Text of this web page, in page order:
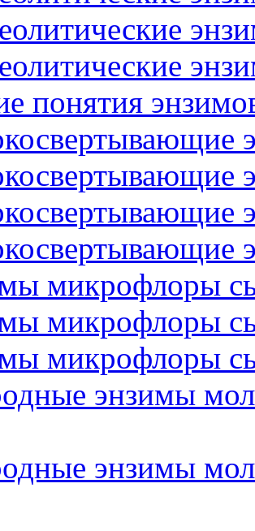
понятия
микрофлоры
микрофлоры
микрофлоры
энзимы
энзимы